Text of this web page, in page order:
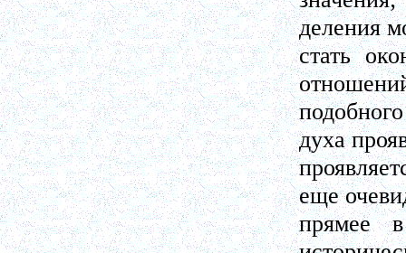
деления
стать
духа
еще
прямее